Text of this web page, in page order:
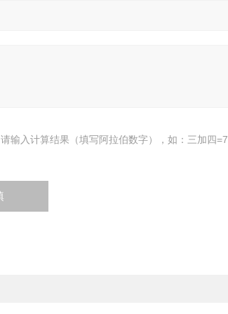
请输入计算结果（填写阿拉伯数字），如：三加四=7